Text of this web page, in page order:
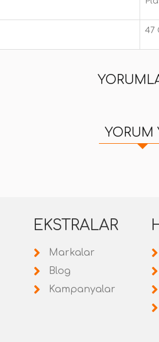
47
YORUM
EKSTRALAR
Markalar
Blog
Kampanyalar